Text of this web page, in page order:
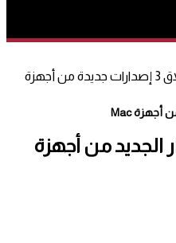
أبل تستعد لإطلاق 3 إصدارات جديدة من أجهزة
الجديد من أجهزة